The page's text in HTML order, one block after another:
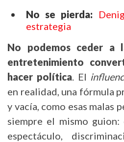
No se pierda:
estrategia
No podemos ceder a
entretenimiento
hacer política. El
en realidad, una fórmula
y vacía, como esas malas
siempre el mismo
espectáculo,